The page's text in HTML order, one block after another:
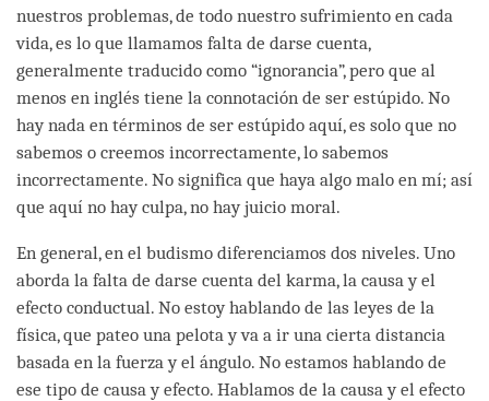
nuestros problemas, de todo nuestro sufrimiento en cada
vida, es lo que llamamos falta de darse cuenta,
generalmente traducido como “ignorancia”, pero que al
menos en inglés tiene la connotación de ser estúpido. No
hay nada en términos de ser estúpido aquí, es solo que no
sabemos o creemos incorrectamente, lo sabemos
incorrectamente. No significa que haya algo malo en mí; así
que aquí no hay culpa, no hay juicio moral.
En general, en el budismo diferenciamos dos niveles. Uno
aborda la falta de darse cuenta del karma, la causa y el
efecto conductual. No estoy hablando de las leyes de la
física, que pateo una pelota y va a ir una cierta distancia
basada en la fuerza y el ángulo. No estamos hablando de
ese tipo de causa y efecto. Hablamos de la causa y el efecto